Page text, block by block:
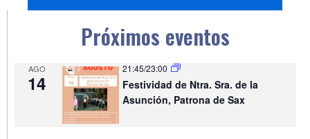
Próximos eventos
AGO
14
21:45/23:00
Festividad de Ntra. Sra. de la
Asunción, Patrona de Sax